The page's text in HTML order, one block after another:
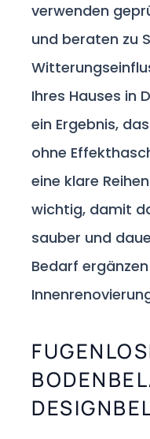
verwenden
und beraten zu
Ihres Hauses in
ein Ergebnis,
ohne
eine klare
wichtig, damit
sauber und
Bedarf